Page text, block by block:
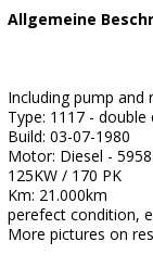
Allgemeine
Including pump and
Type: 1117 - double
Build: 03-07-1980
Motor: Diesel - 5958
125KW / 170 PK
Km: 21.000km
perefect condition,
More pictures on